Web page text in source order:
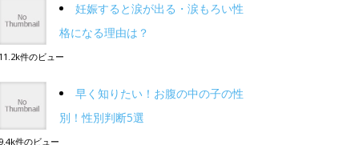
妊娠すると涙が出る・涙もろい性
格になる理由は？
11.2k件のビュー
早く知りたい！お腹の中の子の性
別！性別判断5選
9.4k件のビュー